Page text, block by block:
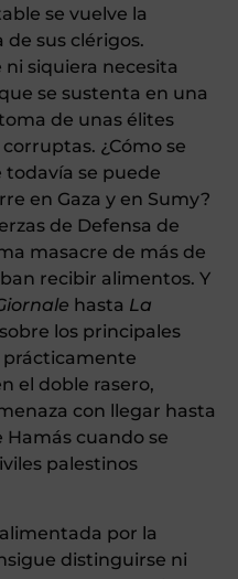
se vuelve la
sus clérigos.
siquiera necesita
se sustenta en una
de unas élites
¿Cómo se
se puede
en Gaza y en Sumy?
de Defensa de
masacre de más de
recibir alimentos. Y
hasta La
los principales
prácticamente
el doble rasero,
con llegar hasta
Hamás cuando se
palestinos
por la
distinguirse ni